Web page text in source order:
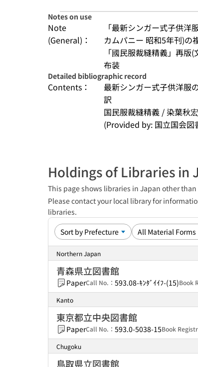
Notes on use
Note
(General)：
「最新シンガー式子供
カムパニー 昭和5年刊)の
「國民服裁縫精義」再
布装
Detailed bibliographic record
Contents：
最新シンガー式子供洋服
訳
国民服裁縫精義 / 染葉秋
(Provided by: 国立国会図
Holdings of Libraries in
This page shows libraries in Japan other
Please contact your local library for
libraries.
Northern Japan
青森県立図書館
PaperCall No.： 593.08-ｷﾝﾀﾞｲｲﾌ-(15)Book
Kanto
東京都立中央図書館
PaperCall No.： 593.0-5038-15Book
Chugoku
鳥取県立図書館